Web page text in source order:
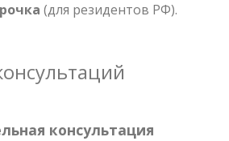
(для резидентов РФ).
консультация